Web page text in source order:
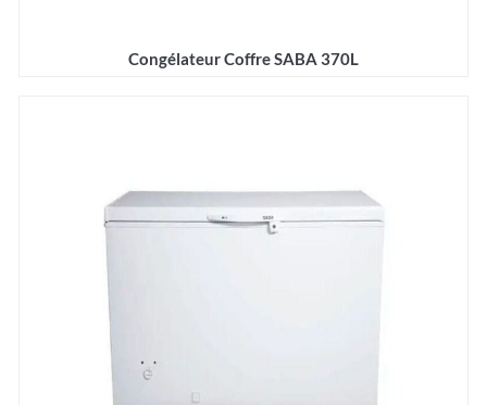
Congélateur Coffre SABA 370L